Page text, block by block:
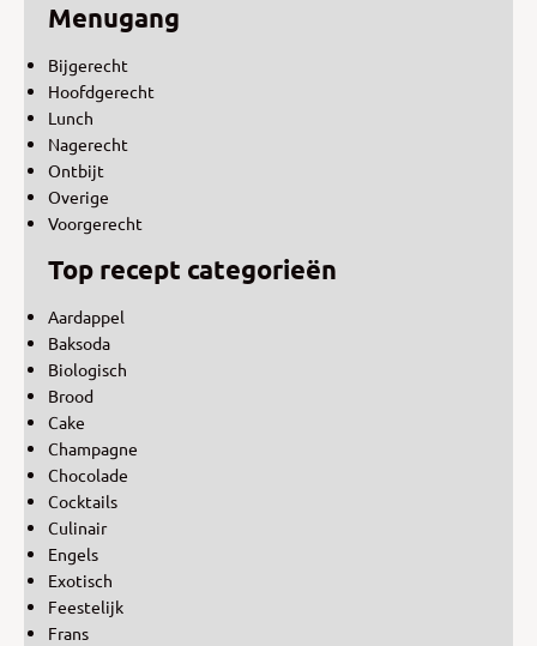
Menugang
Bijgerecht
Hoofdgerecht
Lunch
Nagerecht
Ontbijt
Overige
Voorgerecht
Top recept categorieën
Aardappel
Baksoda
Biologisch
Brood
Cake
Champagne
Chocolade
Cocktails
Culinair
Engels
Exotisch
Feestelijk
Frans